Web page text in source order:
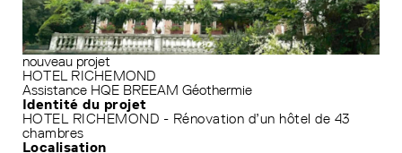
nouveau projet
HOTEL RICHEMOND
Assistance HQE BREEAM Géothermie
Identité du projet
HOTEL RICHEMOND - Rénovation d’un hôtel de 43
chambres
Localisation